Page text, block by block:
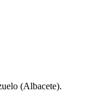
(Albacete).